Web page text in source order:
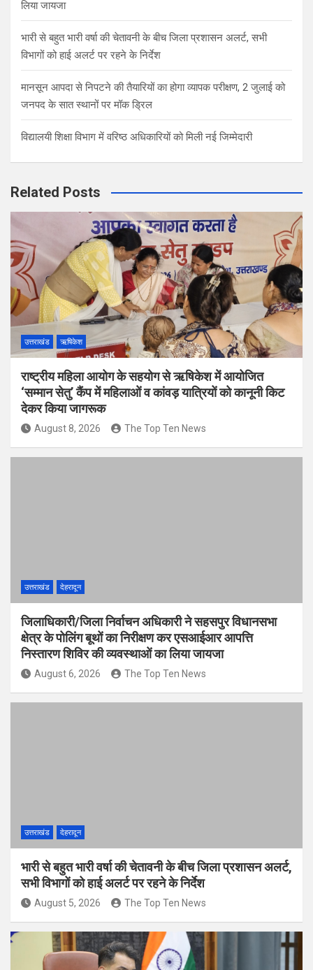
लिया जायजा
भारी से बहुत भारी वर्षा की चेतावनी के बीच जिला प्रशासन अलर्ट, सभी
विभागों को हाई अलर्ट पर रहने के निर्देश
मानसून आपदा से निपटने की तैयारियों का होगा व्यापक परीक्षण, 2 जुलाई को
जनपद के सात स्थानों पर मॉक ड्रिल
विद्यालयी शिक्षा विभाग में वरिष्ठ अधिकारियों को मिली नई जिम्मेदारी
Related Posts
उत्तराखंड ऋषिकेश
राष्ट्रीय महिला आयोग के सहयोग से ऋषिकेश में आयोजित
‘सम्मान सेतु’ कैंप में महिलाओं व कांवड़ यात्रियों को कानूनी किट
देकर किया जागरूक
August 8, 2026 The Top Ten News
उत्तराखंड देहरादून
जिलाधिकारी/जिला निर्वाचन अधिकारी ने सहसपुर विधानसभा
क्षेत्र के पोलिंग बूथों का निरीक्षण कर एसआईआर आपत्ति
निस्तारण शिविर की व्यवस्थाओं का लिया जायजा
August 6, 2026 The Top Ten News
उत्तराखंड देहरादून
भारी से बहुत भारी वर्षा की चेतावनी के बीच जिला प्रशासन अलर्ट,
सभी विभागों को हाई अलर्ट पर रहने के निर्देश
August 5, 2026 The Top Ten News